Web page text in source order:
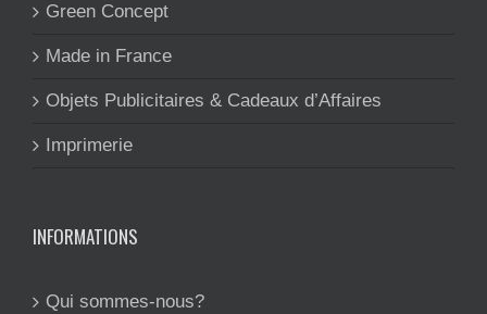
Green Concept
Made in France
Objets Publicitaires & Cadeaux d’Affaires
Imprimerie
INFORMATIONS
Qui sommes-nous?